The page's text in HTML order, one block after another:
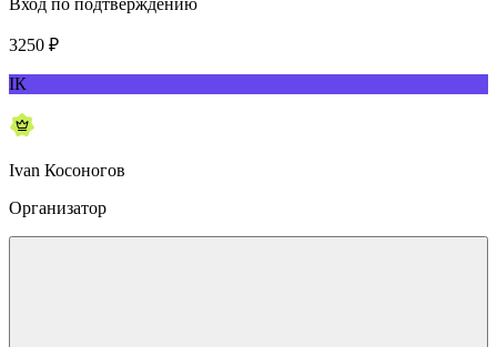
Вход по подтверждению
3250 ₽
IК
Ivan Косоногов
Организатор